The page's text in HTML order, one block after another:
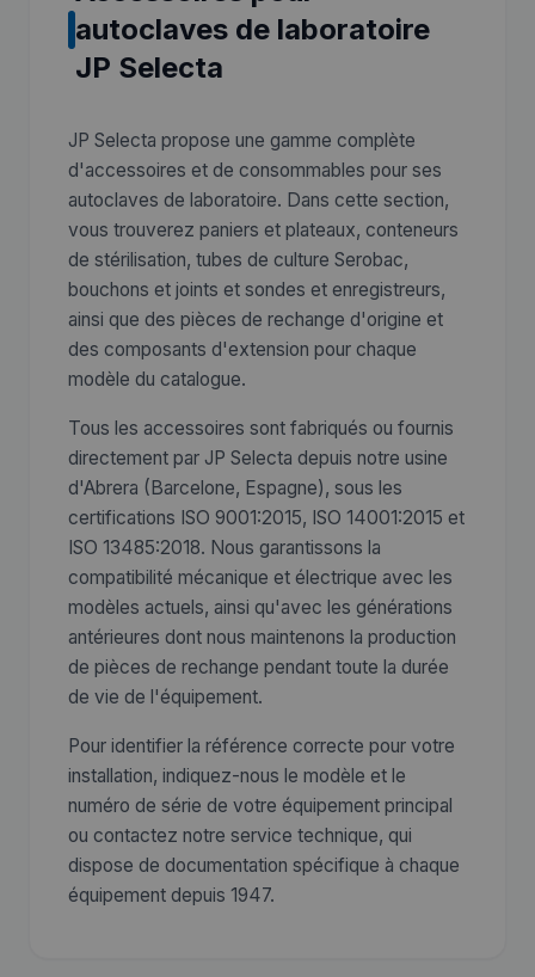
autoclaves de laboratoire
JP Selecta
JP Selecta propose une gamme complète
d'accessoires et de consommables pour ses
autoclaves de laboratoire. Dans cette section,
vous trouverez paniers et plateaux, conteneurs
de stérilisation, tubes de culture Serobac,
bouchons et joints et sondes et enregistreurs,
ainsi que des pièces de rechange d'origine et
des composants d'extension pour chaque
modèle du catalogue.
Tous les accessoires sont fabriqués ou fournis
directement par JP Selecta depuis notre usine
d'Abrera (Barcelone, Espagne), sous les
certifications ISO 9001:2015, ISO 14001:2015 et
ISO 13485:2018. Nous garantissons la
compatibilité mécanique et électrique avec les
modèles actuels, ainsi qu'avec les générations
antérieures dont nous maintenons la production
de pièces de rechange pendant toute la durée
de vie de l'équipement.
Pour identifier la référence correcte pour votre
installation, indiquez-nous le modèle et le
numéro de série de votre équipement principal
ou contactez notre service technique, qui
dispose de documentation spécifique à chaque
équipement depuis 1947.